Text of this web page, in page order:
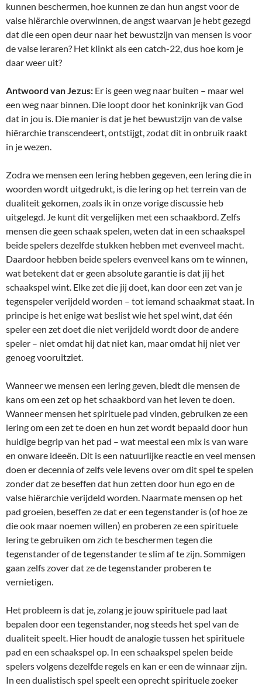
kunnen beschermen, hoe kunnen ze dan hun angst voor de
valse hiërarchie overwinnen, de angst waarvan je hebt gezegd
dat die een open deur naar het bewustzijn van mensen is voor
de valse leraren? Het klinkt als een catch-22, dus hoe kom je
daar weer uit?
Antwoord van Jezus: Er is geen weg naar buiten – maar wel
een weg naar binnen. Die loopt door het koninkrijk van God
dat in jou is. Die manier is dat je het bewustzijn van de valse
hiërarchie transcendeert, ontstijgt, zodat dit in onbruik raakt
in je wezen.
Zodra we mensen een lering hebben gegeven, een lering die in
woorden wordt uitgedrukt, is die lering op het terrein van de
dualiteit gekomen, zoals ik in onze vorige discussie heb
uitgelegd. Je kunt dit vergelijken met een schaakbord. Zelfs
mensen die geen schaak spelen, weten dat in een schaakspel
beide spelers dezelfde stukken hebben met evenveel macht.
Daardoor hebben beide spelers evenveel kans om te winnen,
wat betekent dat er geen absolute garantie is dat jij het
schaakspel wint. Elke zet die jij doet, kan door een zet van je
tegenspeler verijdeld worden – tot iemand schaakmat staat. In
principe is het enige wat beslist wie het spel wint, dat één
speler een zet doet die niet verijdeld wordt door de andere
speler – niet omdat hij dat niet kan, maar omdat hij niet ver
genoeg vooruitziet.
Wanneer we mensen een lering geven, biedt die mensen de
kans om een zet op het schaakbord van het leven te doen.
Wanneer mensen het spirituele pad vinden, gebruiken ze een
lering om een zet te doen en hun zet wordt bepaald door hun
huidige begrip van het pad – wat meestal een mix is van ware
en onware ideeën. Dit is een natuurlijke reactie en veel mensen
doen er decennia of zelfs vele levens over om dit spel te spelen
zonder dat ze beseffen dat hun zetten door hun ego en de
valse hiërarchie verijdeld worden. Naarmate mensen op het
pad groeien, beseffen ze dat er een tegenstander is (of hoe ze
die ook maar noemen willen) en proberen ze een spirituele
lering te gebruiken om zich te beschermen tegen die
tegenstander of de tegenstander te slim af te zijn. Sommigen
gaan zelfs zover dat ze de tegenstander proberen te
vernietigen.
Het probleem is dat je, zolang je jouw spirituele pad laat
bepalen door een tegenstander, nog steeds het spel van de
dualiteit speelt. Hier houdt de analogie tussen het spirituele
pad en een schaakspel op. In een schaakspel spelen beide
spelers volgens dezelfde regels en kan er een de winnaar zijn.
In een dualistisch spel speelt een oprecht spirituele zoeker